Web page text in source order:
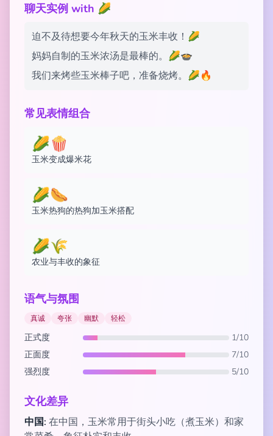
聊天实例 with 🌽
迫不及待想要今年秋天的玉米丰收！🌽
妈妈自制的玉米浓汤是最棒的。🌽🍲
我们来烤些玉米棒子吧，准备烧烤。🌽🔥
常见表情组合
🌽🍿
玉米变成爆米花
🌽🌭
玉米热狗的热狗加玉米搭配
🌽🌾
农业与丰收的象征
语气与氛围
真诚 夸张 幽默 轻松
正式度
1/10
正面度
7/10
强烈度
5/10
文化差异
中国: 在中国，玉米常用于街头小吃（煮玉米）和家